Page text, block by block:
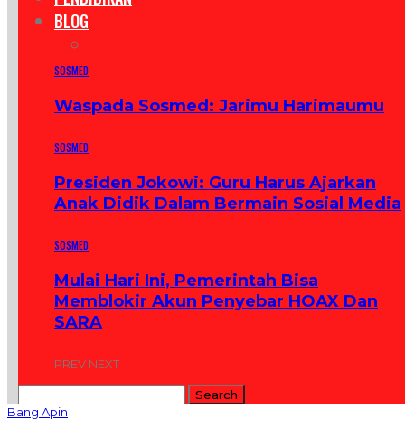
BLOG
SOSMED
Waspada Sosmed: Jarimu Harimaumu
SOSMED
Presiden Jokowi: Guru Harus Ajarkan
Anak Didik Dalam Bermain Sosial Media
SOSMED
Mulai Hari Ini, Pemerintah Bisa
Memblokir Akun Penyebar HOAX Dan
SARA
PREV NEXT
Bang Apin